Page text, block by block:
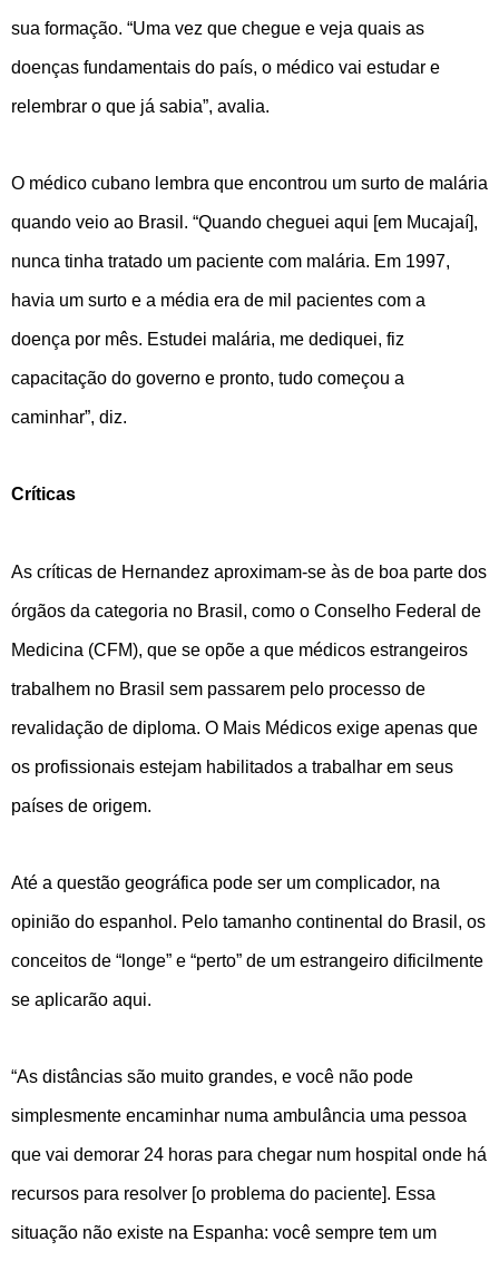
sua formação. “Uma vez que chegue e veja quais as
doenças fundamentais do país, o médico vai estudar e
relembrar o que já sabia”, avalia.
O médico cubano lembra que encontrou um surto de malária
quando veio ao Brasil. “Quando cheguei aqui [em Mucajaí],
nunca tinha tratado um paciente com malária. Em 1997,
havia um surto e a média era de mil pacientes com a
doença por mês. Estudei malária, me dediquei, fiz
capacitação do governo e pronto, tudo começou a
caminhar”, diz.
Críticas
As críticas de Hernandez aproximam-se às de boa parte dos
órgãos da categoria no Brasil, como o Conselho Federal de
Medicina (CFM), que se opõe a que médicos estrangeiros
trabalhem no Brasil sem passarem pelo processo de
revalidação de diploma. O Mais Médicos exige apenas que
os profissionais estejam habilitados a trabalhar em seus
países de origem.
Até a questão geográfica pode ser um complicador, na
opinião do espanhol. Pelo tamanho continental do Brasil, os
conceitos de “longe” e “perto” de um estrangeiro dificilmente
se aplicarão aqui.
“As distâncias são muito grandes, e você não pode
simplesmente encaminhar numa ambulância uma pessoa
que vai demorar 24 horas para chegar num hospital onde há
recursos para resolver [o problema do paciente]. Essa
situação não existe na Espanha: você sempre tem um